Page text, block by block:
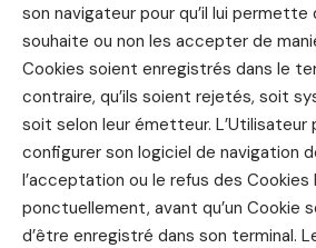
son navigateur pour qu’il lui permette
souhaite ou non les accepter de
Cookies soient enregistrés dans le
contraire, qu’ils soient rejetés, soit
soit selon leur émetteur.
configurer son logiciel de navigation
l’acceptation ou le refus des
ponctuellement, avant qu’un Cookie
d’être enregistré dans son terminal.